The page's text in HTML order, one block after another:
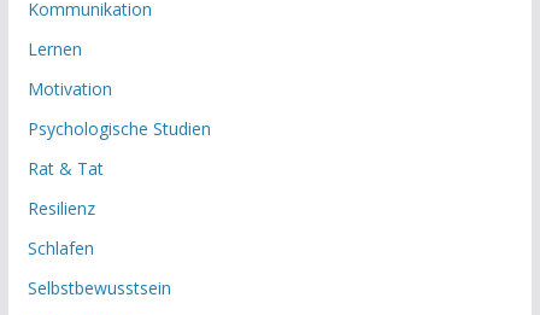
Kommunikation
Lernen
Motivation
Psychologische Studien
Rat & Tat
Resilienz
Schlafen
Selbstbewusstsein